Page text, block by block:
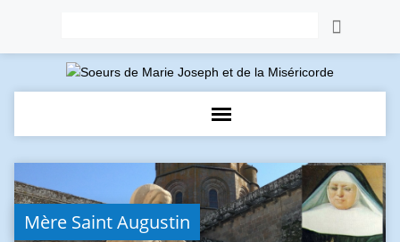
Mère Saint Augustin